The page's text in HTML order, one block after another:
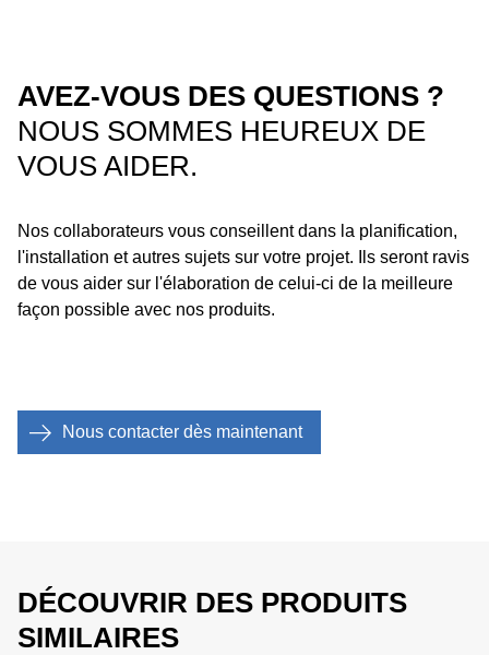
AVEZ-VOUS DES QUESTIONS ?
NOUS SOMMES HEUREUX DE
VOUS AIDER.
Nos collaborateurs vous conseillent dans la planification,
l'installation et autres sujets sur votre projet. Ils seront ravis
de vous aider sur l'élaboration de celui-ci de la meilleure
façon possible avec nos produits.
Nous contacter dès maintenant
DÉCOUVRIR DES PRODUITS
SIMILAIRES